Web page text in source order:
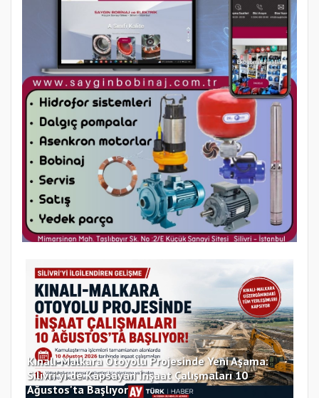
Projesinde Yeni Aşama:
İnşaat Çalışmaları 10
Selimpaşa’nın Topatan
Tezgâhlardaki Yerini Alıyor